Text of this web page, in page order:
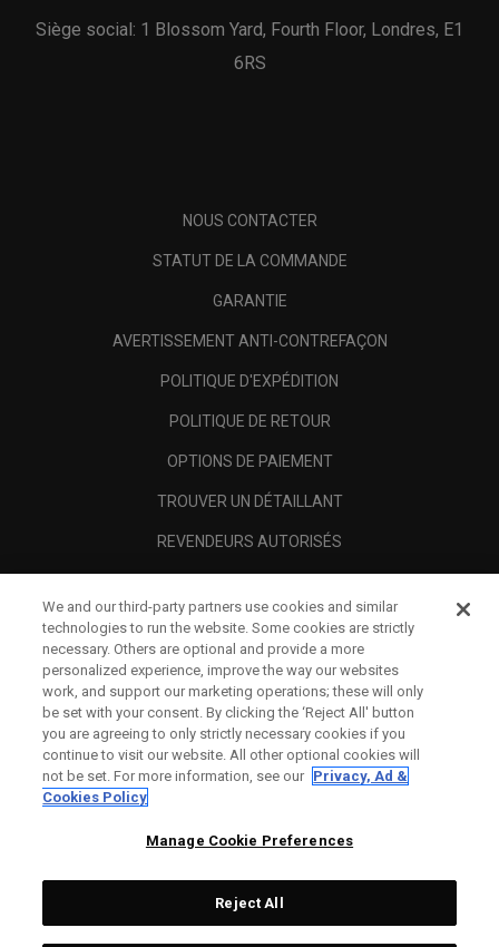
Siège social: 1 Blossom Yard, Fourth Floor, Londres, E1
6RS
NOUS CONTACTER
STATUT DE LA COMMANDE
GARANTIE
AVERTISSEMENT ANTI-CONTREFAÇON
POLITIQUE D'EXPÉDITION
POLITIQUE DE RETOUR
OPTIONS DE PAIEMENT
TROUVER UN DÉTAILLANT
REVENDEURS AUTORISÉS
A PROPOS
MENTIONS LÉGALES
We and our third-party partners use cookies and similar
technologies to run the website. Some cookies are strictly
necessary. Others are optional and provide a more
personalized experience, improve the way our websites
work, and support our marketing operations; these will only
be set with your consent. By clicking the ‘Reject All' button
you are agreeing to only strictly necessary cookies if you
continue to visit our website. All other optional cookies will
not be set. For more information, see our Privacy, Ad &
Cookies Policy
Manage Cookie Preferences
Reject All